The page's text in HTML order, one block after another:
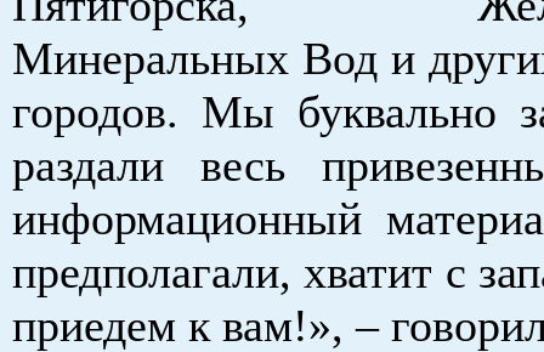
Минеральных Вод и
городов. Мы буквально
раздали весь
информационный
предполагали, хватит с
приедем к вам!», –